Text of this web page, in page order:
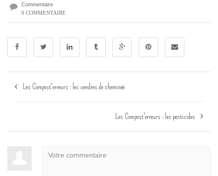
Commentaire
0 COMMENTAIRE
Les Compost'erreurs : les cendres de cheminée
Les Compost'erreurs : les pesticides